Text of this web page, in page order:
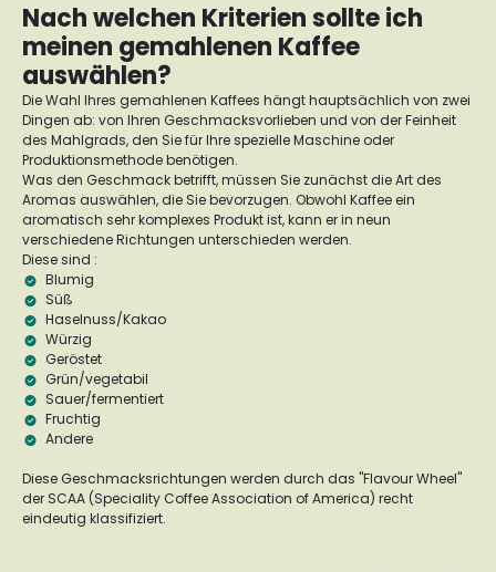
Nach welchen Kriterien sollte ich
meinen gemahlenen Kaffee
auswählen?
Die Wahl Ihres gemahlenen Kaffees hängt hauptsächlich von zwei
Dingen ab: von Ihren Geschmacksvorlieben und von der Feinheit
des Mahlgrads, den Sie für Ihre spezielle Maschine oder
Produktionsmethode benötigen.
Was den Geschmack betrifft, müssen Sie zunächst die Art des
Aromas auswählen, die Sie bevorzugen. Obwohl Kaffee ein
aromatisch sehr komplexes Produkt ist, kann er in neun
verschiedene Richtungen unterschieden werden.
Diese sind :
Blumig
Süß
Haselnuss/Kakao
Würzig
Geröstet
Grün/vegetabil
Sauer/fermentiert
Fruchtig
Andere
Diese Geschmacksrichtungen werden durch das "Flavour Wheel"
der SCAA (Speciality Coffee Association of America) recht
eindeutig klassifiziert.